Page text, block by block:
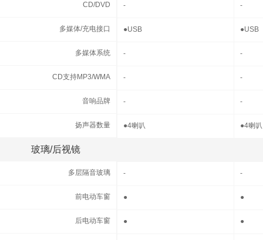
CD/DVD - -
多媒体/充电接口 ●USB ●USB
多媒体系统 - -
CD支持MP3/WMA - -
音响品牌 - -
扬声器数量 ●4喇叭 ●4喇叭
玻璃/后视镜
多层隔音玻璃 - -
前电动车窗 ● ●
后电动车窗 ● ●
CD/DVD
多媒体/充电接口
多媒体系统
CD支持MP3/WMA
音响品牌
扬声器数量
玻璃/后视镜
多层隔音玻璃
前电动车窗
后电动车窗